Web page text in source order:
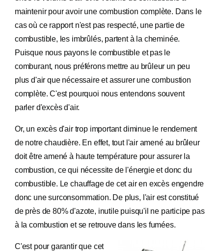
maintenir pour avoir une combustion complète. Dans le
cas où ce rapport n'est pas respecté, une partie de
combustible, les imbrûlés, partent à la cheminée.
Puisque nous payons le combustible et pas le
comburant, nous préférons mettre au brûleur un peu
plus d'air que nécessaire et assurer une combustion
complète. C'est pourquoi nous entendons souvent
parler d'excès d'air.
Or, un excès d'air trop important diminue le rendement
de notre chaudière. En effet, tout l'air amené au brûleur
doit être amené à haute température pour assurer la
combustion, ce qui nécessite de l'énergie et donc du
combustible. Le chauffage de cet air en excès engendre
donc une surconsommation. De plus, l'air est constitué
de près de 80% d'azote, inutile puisqu'il ne participe pas
à la combustion et se retrouve dans les fumées.
C'est pour garantir que cet